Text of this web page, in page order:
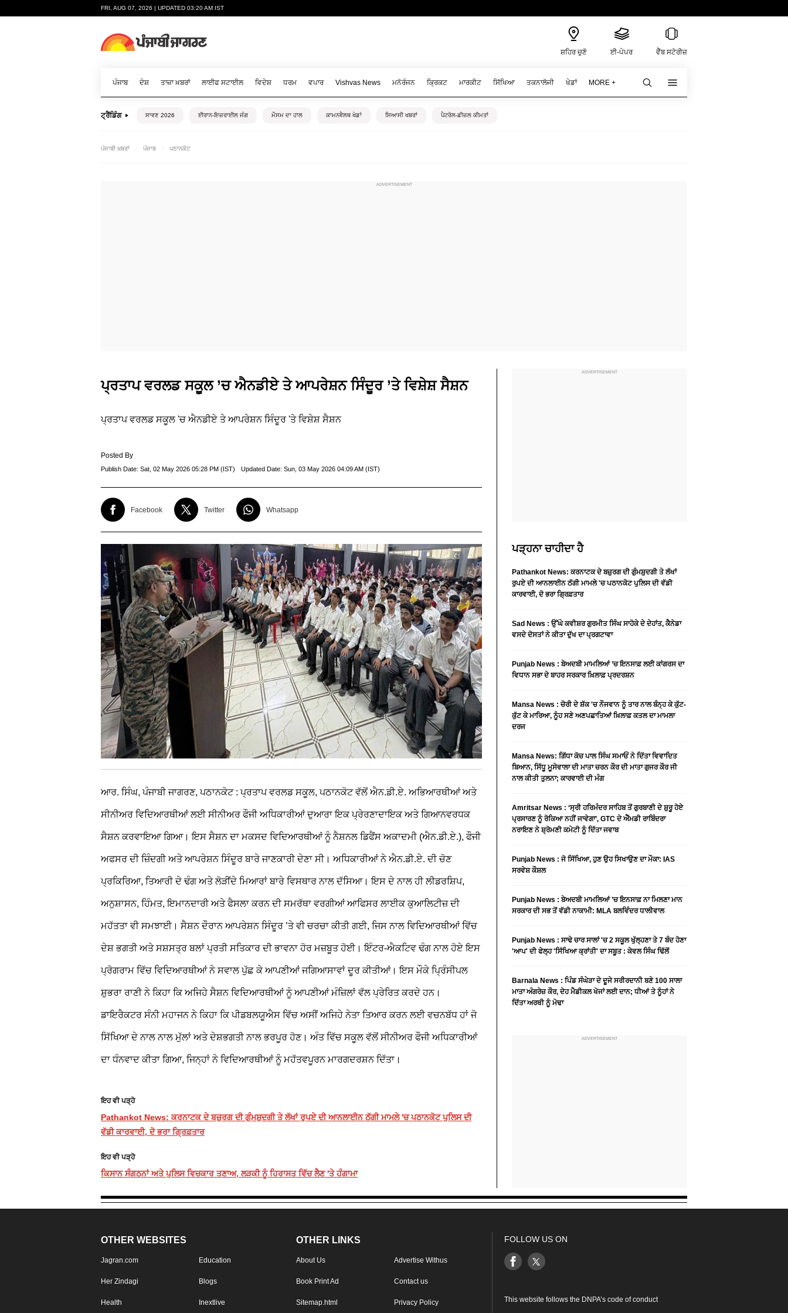
FRI, AUG 07, 2026 | UPDATED 03:20 AM IST
ਸ਼ਹਿਰ ਚੁਣੋ ਈ-ਪੇਪਰ ਵੈੱਬ ਸਟੋਰੀਜ਼
ਪੰਜਾਬ ਦੇਸ਼ ਤਾਜ਼ਾ ਖ਼ਬਰਾਂ ਲਾਈਫ ਸਟਾਈਲ ਵਿਦੇਸ਼ ਧਰਮ ਵਪਾਰ Vishvas News ਮਨੋਰੰਜਨ ਕ੍ਰਿਕਟ ਮਾਰਕੀਟ ਸਿੱਖਿਆ ਤਕਨਾਲੋਜੀ ਖੇਡਾਂ MORE +
ਟ੍ਰੈਂਡਿੰਗ ਸਾਵਣ 2026 ਈਰਾਨ-ਇਜ਼ਰਾਈਲ ਜੰਗ ਮੌਸਮ ਦਾ ਹਾਲ ਕਾਮਨਵੈਲਥ ਖੇਡਾਂ ਸਿਆਸੀ ਖਬਰਾਂ ਪੈਟਰੋਲ-ਡੀਜ਼ਲ ਕੀਮਤਾਂ
ਪੰਜਾਬੀ ਖ਼ਬਰਾਂ ਪੰਜਾਬ ਪਠਾਨਕੋਟ
ਪ੍ਰਤਾਪ ਵਰਲਡ ਸਕੂਲ ’ਚ ਐਨਡੀਏ ਤੇ ਆਪਰੇਸ਼ਨ ਸਿੰਦੂਰ ’ਤੇ ਵਿਸ਼ੇਸ਼ ਸੈਸ਼ਨ
ਪ੍ਰਤਾਪ ਵਰਲਡ ਸਕੂਲ 'ਚ ਐਨਡੀਏ ਤੇ ਆਪਰੇਸ਼ਨ ਸਿੰਦੂਰ 'ਤੇ ਵਿਸ਼ੇਸ਼ ਸੈਸ਼ਨ
Posted By
Publish Date: Sat, 02 May 2026 05:28 PM (IST) Updated Date: Sun, 03 May 2026 04:09 AM (IST)
Facebook Twitter Whatsapp
ਆਰ. ਸਿੰਘ, ਪੰਜਾਬੀ ਜਾਗਰਣ, ਪਠਾਨਕੋਟ : ਪ੍ਰਤਾਪ ਵਰਲਡ ਸਕੂਲ, ਪਠਾਨਕੋਟ ਵੱਲੋਂ ਐਨ.ਡੀ.ਏ. ਅਭਿਆਰਥੀਆਂ ਅਤੇ
ਸੀਨੀਅਰ ਵਿਦਿਆਰਥੀਆਂ ਲਈ ਸੀਨੀਅਰ ਫੌਜੀ ਅਧਿਕਾਰੀਆਂ ਦੁਆਰਾ ਇਕ ਪ੍ਰੇਰਣਾਦਾਇਕ ਅਤੇ ਗਿਆਨਵਰਧਕ
ਸੈਸ਼ਨ ਕਰਵਾਇਆ ਗਿਆ। ਇਸ ਸੈਸ਼ਨ ਦਾ ਮਕਸਦ ਵਿਦਿਆਰਥੀਆਂ ਨੂੰ ਨੈਸ਼ਨਲ ਡਿਫੈਂਸ ਅਕਾਦਮੀ (ਐਨ.ਡੀ.ਏ.), ਫੌਜੀ
ਅਫਸਰ ਦੀ ਜ਼ਿੰਦਗੀ ਅਤੇ ਆਪਰੇਸ਼ਨ ਸਿੰਦੂਰ ਬਾਰੇ ਜਾਣਕਾਰੀ ਦੇਣਾ ਸੀ। ਅਧਿਕਾਰੀਆਂ ਨੇ ਐਨ.ਡੀ.ਏ. ਦੀ ਚੋਣ
ਪ੍ਰਕਿਰਿਆ, ਤਿਆਰੀ ਦੇ ਢੰਗ ਅਤੇ ਲੋੜੀਂਦੇ ਮਿਆਰਾਂ ਬਾਰੇ ਵਿਸਥਾਰ ਨਾਲ ਦੱਸਿਆ। ਇਸ ਦੇ ਨਾਲ ਹੀ ਲੀਡਰਸ਼ਿਪ,
ਅਨੁਸ਼ਾਸਨ, ਹਿੰਮਤ, ਇਮਾਨਦਾਰੀ ਅਤੇ ਫੈਸਲਾ ਕਰਨ ਦੀ ਸਮਰੱਥਾ ਵਰਗੀਆਂ ਆਫਿਸਰ ਲਾਈਕ ਕੁਆਲਿਟੀਜ਼ ਦੀ
ਮਹੱਤਤਾ ਵੀ ਸਮਝਾਈ। ਸੈਸ਼ਨ ਦੌਰਾਨ ਆਪਰੇਸ਼ਨ ਸਿੰਦੂਰ ’ਤੇ ਵੀ ਚਰਚਾ ਕੀਤੀ ਗਈ, ਜਿਸ ਨਾਲ ਵਿਦਿਆਰਥੀਆਂ ਵਿੱਚ
ਦੇਸ਼ ਭਗਤੀ ਅਤੇ ਸਸ਼ਸਤ੍ਰ ਬਲਾਂ ਪ੍ਰਤੀ ਸਤਿਕਾਰ ਦੀ ਭਾਵਨਾ ਹੋਰ ਮਜ਼ਬੂਤ ਹੋਈ। ਇੰਟਰ-ਐਕਟਿਵ ਢੰਗ ਨਾਲ ਹੋਏ ਇਸ
ਪ੍ਰੋਗਰਾਮ ਵਿੱਚ ਵਿਦਿਆਰਥੀਆਂ ਨੇ ਸਵਾਲ ਪੁੱਛ ਕੇ ਆਪਣੀਆਂ ਜਗਿਆਸਾਵਾਂ ਦੂਰ ਕੀਤੀਆਂ।ਇਸ ਮੌਕੇ ਪ੍ਰਿੰਸੀਪਲ
ਸ਼ੁਭਰਾ ਰਾਣੀ ਨੇ ਕਿਹਾ ਕਿ ਅਜਿਹੇ ਸੈਸ਼ਨ ਵਿਦਿਆਰਥੀਆਂ ਨੂੰ ਆਪਣੀਆਂ ਮੰਜ਼ਿਲਾਂ ਵੱਲ ਪ੍ਰੇਰਿਤ ਕਰਦੇ ਹਨ।
ਡਾਇਰੈਕਟਰ ਸੰਨੀ ਮਹਾਜਨ ਨੇ ਕਿਹਾ ਕਿ ਪੀਡਬਲਯੂਐਸ ਵਿੱਚ ਅਸੀਂ ਅਜਿਹੇ ਨੇਤਾ ਤਿਆਰ ਕਰਨ ਲਈ ਵਚਨਬੱਧ ਹਾਂ ਜੋ
ਸਿੱਖਿਆ ਦੇ ਨਾਲ ਨਾਲ ਮੁੱਲਾਂ ਅਤੇ ਦੇਸ਼ਭਗਤੀ ਨਾਲ ਭਰਪੂਰ ਹੋਣ। ਅੰਤ ਵਿੱਚ ਸਕੂਲ ਵੱਲੋਂ ਸੀਨੀਅਰ ਫੌਜੀ ਅਧਿਕਾਰੀਆਂ
ਦਾ ਧੰਨਵਾਦ ਕੀਤਾ ਗਿਆ, ਜਿਨ੍ਹਾਂ ਨੇ ਵਿਦਿਆਰਥੀਆਂ ਨੂੰ ਮਹੱਤਵਪੂਰਨ ਮਾਰਗਦਰਸ਼ਨ ਦਿੱਤਾ।
ਇਹ ਵੀ ਪੜ੍ਹੋ
Pathankot News: ਕਰਨਾਟਕ ਦੇ ਬਜ਼ੁਰਗ ਦੀ ਗੁੰਮਸ਼ੁਦਗੀ ਤੇ ਲੱਖਾਂ ਰੁਪਏ ਦੀ ਆਨਲਾਈਨ ਠੱਗੀ ਮਾਮਲੇ 'ਚ ਪਠਾਨਕੋਟ ਪੁਲਿਸ ਦੀ
ਵੱਡੀ ਕਾਰਵਾਈ, ਦੋ ਭਰਾ ਗ੍ਰਿਫ਼ਤਾਰ
ਇਹ ਵੀ ਪੜ੍ਹੋ
ਕਿਸਾਨ ਸੰਗਠਨਾਂ ਅਤੇ ਪੁਲਿਸ ਵਿਚਕਾਰ ਤਣਾਅ, ਲੜਕੀ ਨੂੰ ਹਿਰਾਸਤ ਵਿੱਚ ਲੈਣ 'ਤੇ ਹੰਗਾਮਾ
ਪੜ੍ਹਨਾ ਚਾਹੀਦਾ ਹੈ
Pathankot News: ਕਰਨਾਟਕ ਦੇ ਬਜ਼ੁਰਗ ਦੀ ਗੁੰਮਸ਼ੁਦਗੀ ਤੇ ਲੱਖਾਂ
ਰੁਪਏ ਦੀ ਆਨਲਾਈਨ ਠੱਗੀ ਮਾਮਲੇ 'ਚ ਪਠਾਨਕੋਟ ਪੁਲਿਸ ਦੀ ਵੱਡੀ
ਕਾਰਵਾਈ, ਦੋ ਭਰਾ ਗ੍ਰਿਫ਼ਤਾਰ
Sad News : ਉੱਘੇ ਕਵੀਸ਼ਰ ਗੁਰਮੀਤ ਸਿੰਘ ਸਾਹੋਕੇ ਦੇ ਦੇਹਾਂਤ, ਕੈਨੇਡਾ
ਵਸਦੇ ਦੋਸਤਾਂ ਨੇ ਕੀਤਾ ਦੁੱਖ ਦਾ ਪ੍ਰਗਟਾਵਾ
Punjab News : ਬੇਅਦਬੀ ਮਾਮਲਿਆਂ ’ਚ ਇਨਸਾਫ਼ ਲਈ ਕਾਂਗਰਸ ਦਾ
ਵਿਧਾਨ ਸਭਾ ਦੇ ਬਾਹਰ ਸਰਕਾਰ ਖ਼ਿਲਾਫ਼ ਪ੍ਰਦਰਸ਼ਨ
Mansa News : ਚੋਰੀ ਦੇ ਸ਼ੱਕ 'ਚ ਨੌਜਵਾਨ ਨੂੰ ਤਾਰ ਨਾਲ ਬੰਨ੍ਹ ਕੇ ਕੁੱਟ-
ਕੁੱਟ ਕੇ ਮਾਰਿਆ, ਨੂੰਹ ਸਣੇ ਅਣਪਛਾਤਿਆਂ ਖ਼ਿਲਾਫ਼ ਕਤਲ ਦਾ ਮਾਮਲਾ
ਦਰਜ
Mansa News: ਗਿੱਧਾ ਕੋਚ ਪਾਲ ਸਿੰਘ ਸਮਾਓਂ ਨੇ ਦਿੱਤਾ ਵਿਵਾਦਿਤ
ਬਿਆਨ, ਸਿੱਧੂ ਮੂਸੇਵਾਲਾ ਦੀ ਮਾਤਾ ਚਰਨ ਕੌਰ ਦੀ ਮਾਤਾ ਗੁਜਰ ਕੌਰ ਜੀ
ਨਾਲ ਕੀਤੀ ਤੁਲਨਾ; ਕਾਰਵਾਈ ਦੀ ਮੰਗ
Amritsar News : ‘ਸ੍ਰੀ ਹਰਿਮੰਦਰ ਸਾਹਿਬ ਤੋਂ ਗੁਰਬਾਣੀ ਦੇ ਸ਼ੁਰੂ ਹੋਏ
ਪ੍ਰਸਾਰਣ ਨੂੰ ਰੋਕਿਆ ਨਹੀਂ ਜਾਵੇਗਾ’, GTC ਦੇ ਐੱਮਡੀ ਰਾਬਿੰਦਰਾ
ਨਰਾਇਣ ਨੇ ਸ਼੍ਰੋਮਣੀ ਕਮੇਟੀ ਨੂੰ ਦਿੱਤਾ ਜਵਾਬ
Punjab News : ਜੋ ਸਿੱਖਿਆ, ਹੁਣ ਉਹ ਸਿਖਾਉਣ ਦਾ ਮੌਕਾ: IAS
ਸਰਵੇਸ਼ ਕੌਸ਼ਲ
Punjab News : ਬੇਅਦਬੀ ਮਾਮਲਿਆਂ ’ਚ ਇਨਸਾਫ਼ ਨਾ ਮਿਲਣਾ ਮਾਨ
ਸਰਕਾਰ ਦੀ ਸਭ ਤੋਂ ਵੱਡੀ ਨਾਕਾਮੀ: MLA ਬਲਵਿੰਦਰ ਧਾਲੀਵਾਲ
Punjab News : ਸਾਢੇ ਚਾਰ ਸਾਲਾਂ 'ਚ 2 ਸਕੂਲ ਖੁੱਲ੍ਹਣਾ ਤੇ 7 ਬੰਦ ਹੋਣਾ
'ਆਪ' ਦੀ ਫੇਲ੍ਹ 'ਸਿੱਖਿਆ ਕ੍ਰਾਂਤੀ' ਦਾ ਸਬੂਤ : ਕੇਵਲ ਸਿੰਘ ਢਿੱਲੋਂ
Barnala News : ਪਿੰਡ ਸੰਘੇੜਾ ਦੇ ਦੂਜੇ ਸਰੀਰਦਾਨੀ ਬਣੇ 100 ਸਾਲਾ
ਮਾਤਾ ਅੰਗਰੇਜ਼ ਕੌਰ, ਦੇਹ ਮੈਡੀਕਲ ਖੋਜਾਂ ਲਈ ਦਾਨ; ਧੀਆਂ ਤੇ ਨੂੰਹਾਂ ਨੇ
ਦਿੱਤਾ ਅਰਥੀ ਨੂੰ ਮੋਢਾ
OTHER WEBSITES
Jagran.com Education
Her Zindagi Blogs
Health Inextlive
OTHER LINKS
About Us Advertise Withus
Book Print Ad Contact us
Sitemap.html Privacy Policy
FOLLOW US ON
This website follows the DNPA’s code of conduct